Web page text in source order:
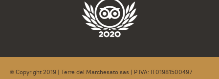
© Copyright 2019 | Terre del Marchesato sas | P.IVA: IT01981500497